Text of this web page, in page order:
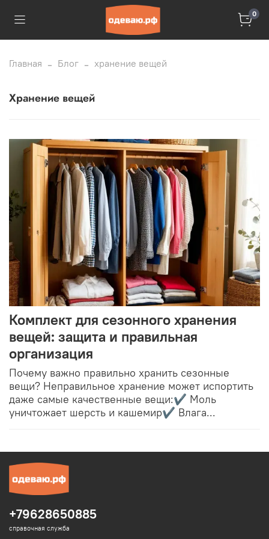
0
Главная Блог хранение вещей
хранение вещей
Комплект для сезонного хранения
вещей: защита и правильная
организация
Почему важно правильно хранить сезонные
вещи? Неправильное хранение может испортить
даже самые качественные вещи:✔ Моль
уничтожает шерсть и кашемир✔ Влага...
+79628650885
справочная служба